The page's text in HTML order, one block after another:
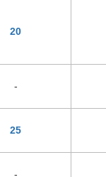
20
-
25
-